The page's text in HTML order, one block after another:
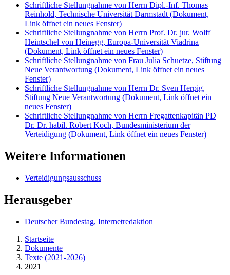
Schriftliche Stellungnahme von Herrn Dipl.-Inf. Thomas
Reinhold, Technische Universität Darmstadt (Dokument,
Link öffnet ein neues Fenster)
Schriftliche Stellungnahme von Herrn Prof. Dr. jur. Wolff
Heintschel von Heinegg, Europa-Universität Viadrina
(Dokument, Link öffnet ein neues Fenster)
Schriftliche Stellungnahme von Frau Julia Schuetze, Stiftung
Neue Verantwortung (Dokument, Link öffnet ein neues
Fenster)
Schriftliche Stellungnahme von Herrn Dr. Sven Herpig,
Stiftung Neue Verantwortung (Dokument, Link öffnet ein
neues Fenster)
Schriftliche Stellungnahme von Herrn Fregattenkapitän PD
Dr. Dr. habil. Robert Koch, Bundesministerium der
Verteidigung (Dokument, Link öffnet ein neues Fenster)
Weitere Informationen
Verteidigungsausschuss
Herausgeber
Deutscher Bundestag, Internetredaktion
Startseite
Dokumente
Texte (2021-2026)
2021